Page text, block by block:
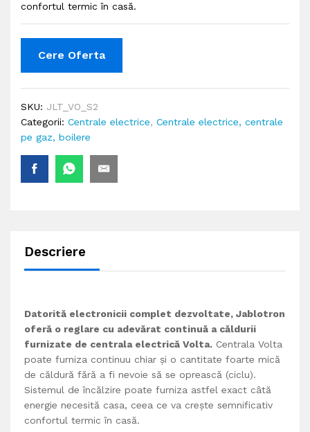
confortul termic în casă.
Cere Oferta
SKU: JLT_VO_S2
Categorii: Centrale electrice, Centrale electrice, centrale
pe gaz, boilere
Descriere
Datorită electronicii complet dezvoltate, Jablotron
oferă o reglare cu adevărat continuă a căldurii
furnizate de centrala electrică Volta. Centrala Volta
poate furniza continuu chiar și o cantitate foarte mică
de căldură fără a fi nevoie să se oprească (ciclu).
Sistemul de încălzire poate furniza astfel exact câtă
energie necesită casa, ceea ce va crește semnificativ
confortul termic în casă.